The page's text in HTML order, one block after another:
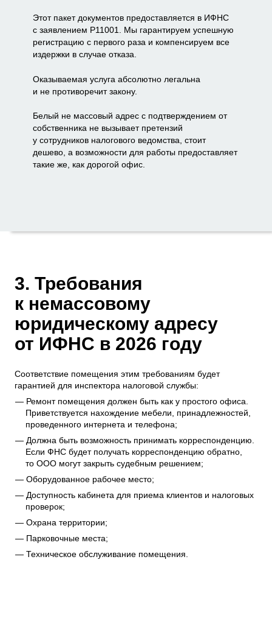
Этот пакет документов предоставляется в ИФНС
с заявлением Р11001. Мы гарантируем успешную
регистрацию с первого раза и компенсируем все
издержки в случае отказа.
Оказываемая услуга абсолютно легальна
и не противоречит закону.
Белый не массовый адрес с подтверждением от
собственника не вызывает претензий
у сотрудников налогового ведомства, стоит
дешево, а возможности для работы предоставляет
такие же, как дорогой офис.
3. Требования
к немассовому
юридическому адресу
от ИФНС в 2026 году
Соответствие помещения этим требованиям будет
гарантией для инспектора налоговой службы:
Ремонт помещения должен быть как у простого офиса.
Приветствуется нахождение мебели, принадлежностей,
проведенного интернета и телефона;
Должна быть возможность принимать корреспонденцию.
Если ФНС будет получать корреспонденцию обратно,
то ООО могут закрыть судебным решением;
Оборудованное рабочее место;
Доступность кабинета для приема клиентов и налоговых
проверок;
Охрана территории;
Парковочные места;
Техническое обслуживание помещения.